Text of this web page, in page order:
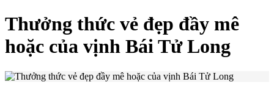
Thưởng thức vẻ đẹp đầy mê
hoặc của vịnh Bái Tử Long